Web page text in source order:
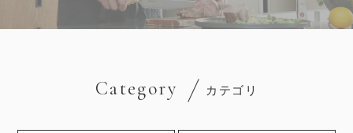
Category カテゴリ